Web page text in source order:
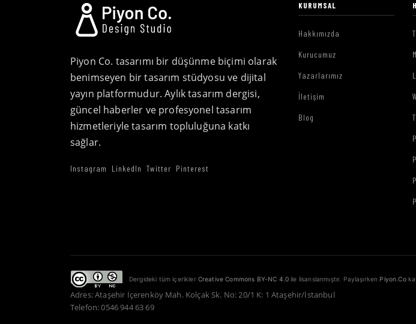
Piyon Co. tasarımı bir düşünme biçimi olarak
benimseyen bir tasarım stüdyosu ve dijital
yayın platformudur. Aylık tasarım dergisi,
güncel haberler ve profesyonel tasarım
hizmetleriyle tasarım topluluğuna katkı
sağlar.
Instagram LinkedIn Twitter Pinterest
KURUMSAL
Hakkımızda
Kurucumuz
Yazarlarımız
İletişim
Blog
Dergideki tüm içerikler Creative Commons BY-NC 4.0 ile lisanslanmıştır. Paylaşırken Piyon.Co
Adres: Ataşehir İçerenköy Mah. Kolçak Sk. No: 20/1 K: 1 Ataşehir/İstanbul
Telefon: 0546 944 63 69